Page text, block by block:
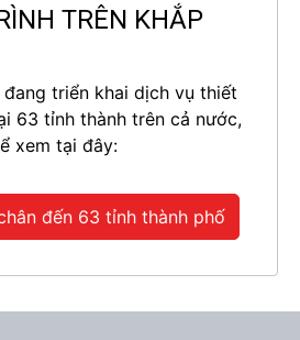
TRÊN KHẮP
triển khai dịch vụ thiết
63 tỉnh thành trên cả nước,
xem tại đây:
đến 63 tỉnh thành phố